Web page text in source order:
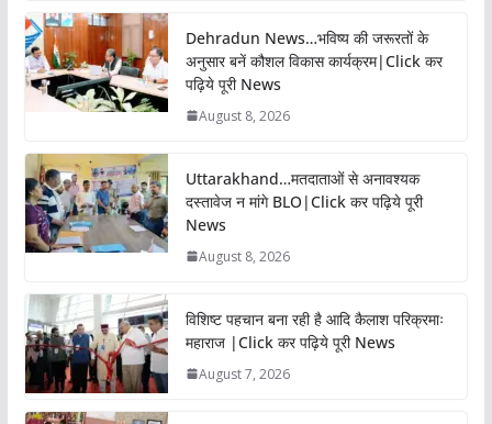
Dehradun News…भविष्य की जरूरतों के
अनुसार बनें कौशल विकास कार्यक्रम|Click कर
पढ़िये पूरी News
August 8, 2026
Uttarakhand…मतदाताओं से अनावश्यक
दस्तावेज न मांगे BLO|Click कर पढ़िये पूरी
News
August 8, 2026
विशिष्ट पहचान बना रही है आदि कैलाश परिक्रमाः
महाराज |Click कर पढ़िये पूरी News
August 7, 2026